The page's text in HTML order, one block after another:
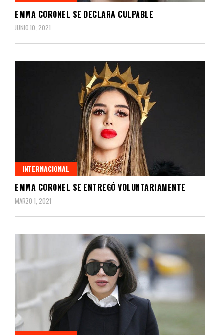
EMMA CORONEL SE DECLARA CULPABLE
JUNIO 10, 2021
INTERNACIONAL
EMMA CORONEL SE ENTREGÓ VOLUNTARIAMENTE
MARZO 1, 2021